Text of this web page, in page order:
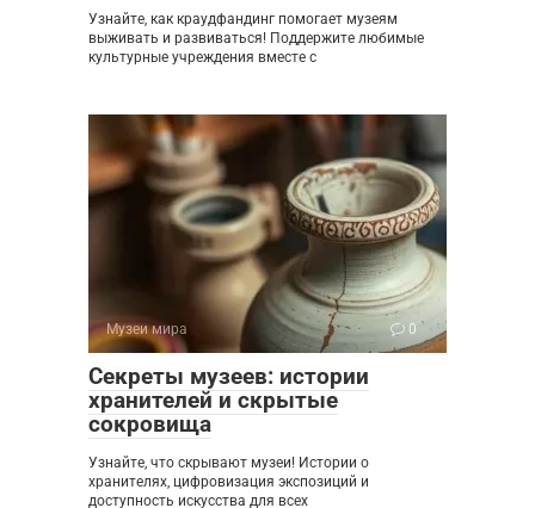
Узнайте, как краудфандинг помогает музеям
выживать и развиваться! Поддержите любимые
культурные учреждения вместе с
Музеи мира 0
Секреты музеев: истории
хранителей и скрытые
сокровища
Узнайте, что скрывают музеи! Истории о
хранителях, цифровизация экспозиций и
доступность искусства для всех